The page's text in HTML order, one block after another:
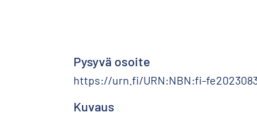
Pysyvä osoite
https://urn.fi/URN:NBN:fi-
Kuvaus